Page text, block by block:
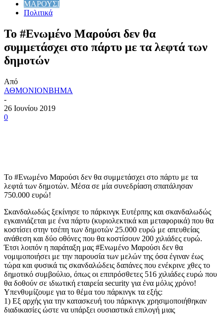
ΜΑΡΟΥΣΙ
Πολιτικά
Το #Ενωμένο Μαρούσι δεν θα
συμμετάσχει στο πάρτυ με τα λεφτά των
δημοτών
Από
ΑΘΜΟΝΙΟΝΒΗΜΑ
-
26 Ιουνίου 2019
0
Το #Ενωμένο Μαρούσι δεν θα συμμετάσχει στο πάρτυ με τα
λεφτά των δημοτών. Μέσα σε μία συνεδρίαση σπατάλησαν
750.000 ευρώ!
Σκανδαλωδώς ξεκίνησε το πάρκινγκ Ευτέρπης και σκανδαλωδώς
εγκαινιάζεται με ένα πάρτυ (κυριολεκτικά και μεταφορικά) που θα
κοστίσει στην τσέπη των δημοτών 25.000 ευρώ με απευθείας
ανάθεση και δύο οθόνες που θα κοστίσουν 200 χιλιάδες ευρώ.
Έτσι λοιπόν η παράταξη μας #Ενωμένο Μαρούσι δεν θα
νομιμοποιήσει με την παρουσία των μελών της όσα έγιναν έως
τώρα και φυσικά τις σκανδαλώδεις δαπάνες που ενέκρινε χθες το
δημοτικό συμβούλιο, όπως οι επιπρόσθετες 516 χιλιάδες ευρώ που
θα δοθούν σε ιδιωτική εταιρεία security για ένα μόλις χρόνο!
Υπενθυμίζουμε για το θέμα του πάρκινγκ τα εξής:
1) Εξ αρχής για την κατασκευή του πάρκινγκ χρησιμοποιήθηκαν
διαδικασίες ώστε να υπάρξει ουσιαστικά επιλογή μιας